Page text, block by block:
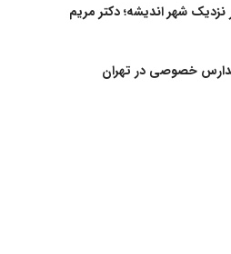
نزدیک شهر اندیشه؛ دکتر مریم
خصوصی در تهران